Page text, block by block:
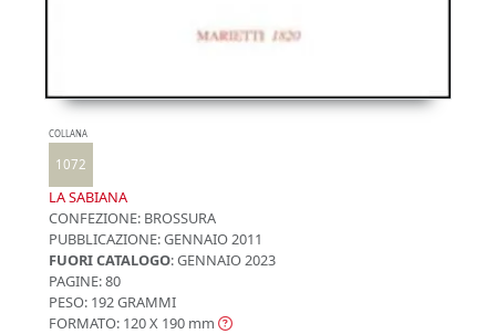
COLLANA
1072
LA SABIANA
CONFEZIONE: BROSSURA
PUBBLICAZIONE:GENNAIO 2011
FUORI CATALOGO: GENNAIO 2023
PAGINE: 80
PESO: 192 GRAMMI
FORMATO: 120 X 190 mm